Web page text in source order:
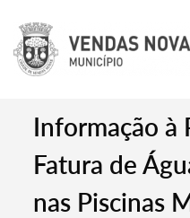
Informação à
Fatura de
nas Piscinas